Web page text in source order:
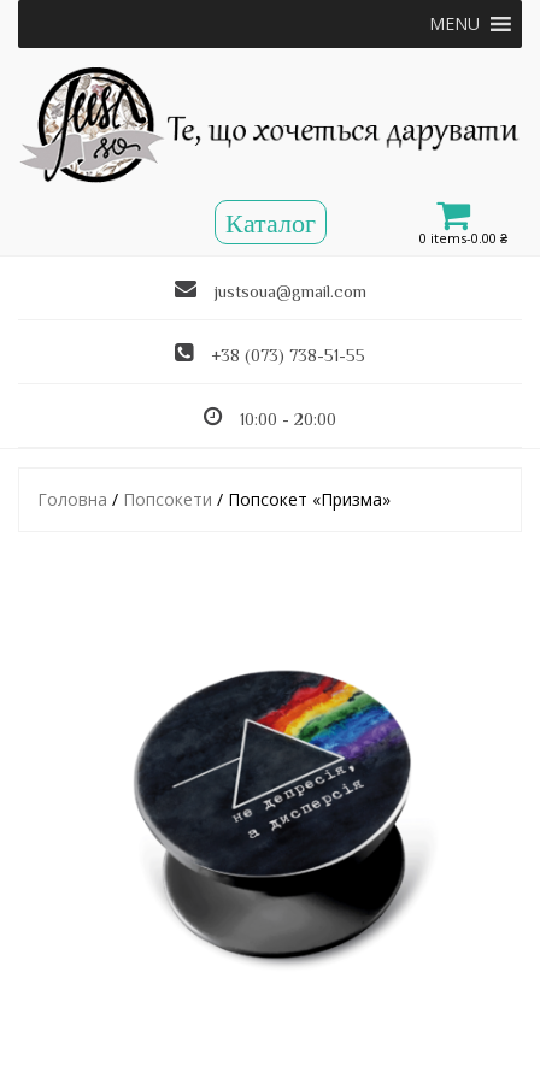
MENU
0 items-0.00₴
justsoua@gmail.com
+38 (073) 738-51-55
10:00 - 20:00
Головна / Попсокети / Попсокет «Призма»